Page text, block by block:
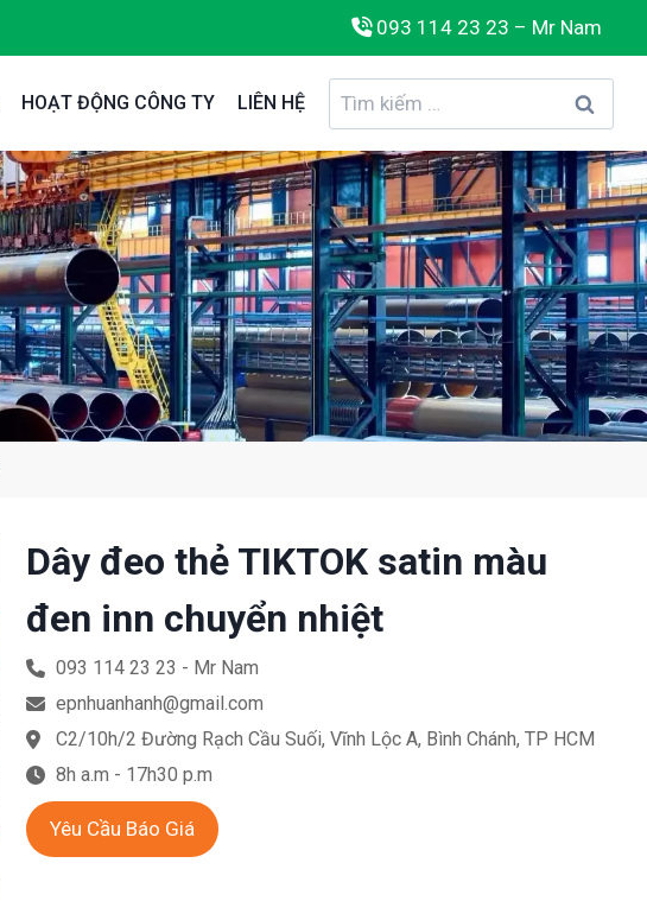
093 114 23 23 – Mr Nam
HOẠT ĐỘNG CÔNG TY LIÊN HỆ
Tìm
kiếm
cho:
Dây đeo thẻ TIKTOK satin màu
đen inn chuyển nhiệt
093 114 23 23 - Mr Nam
epnhuanhanh@gmail.com
C2/10h/2 Đường Rạch Cầu Suối, Vĩnh Lộc A, Bình Chánh, TP HCM
8h a.m - 17h30 p.m
Yêu Cầu Báo Giá